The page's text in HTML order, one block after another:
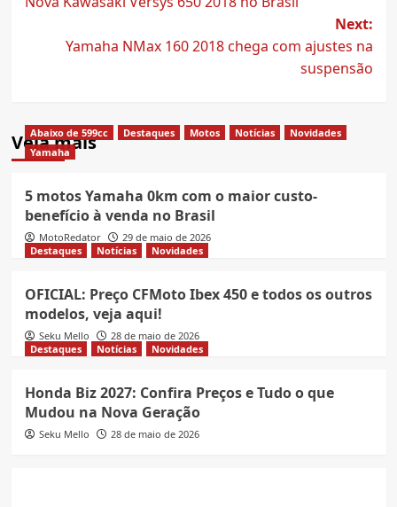
navigation
Next:
Yamaha NMax 160 2018 chega com ajustes na
suspensão
Veja mais
Abaixo de 599cc Destaques Motos Notícias
Novidades
Yamaha
5 motos Yamaha 0km com o maior custo-
benefício à venda no Brasil
MotoRedator
29 de maio de 2026
Destaques
Notícias Novidades
OFICIAL: Preço CFMoto Ibex 450 e todos os outros
modelos, veja aqui!
Seku Mello
28 de maio de 2026
Destaques
Notícias Novidades
Honda Biz 2027: Confira Preços e Tudo o que
Mudou na Nova Geração
Seku Mello 28 de maio de 2026